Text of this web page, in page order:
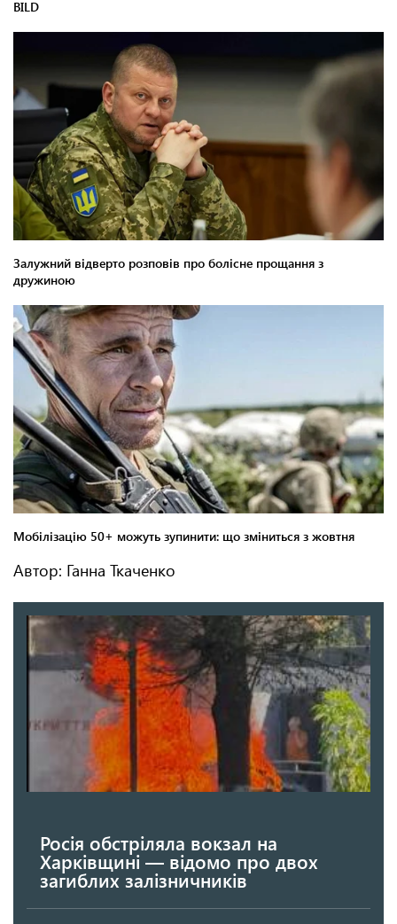
Автор: Ганна Ткаченко
Росія обстріляла вокзал на
Харківщині — відомо про двох
загиблих залізничників